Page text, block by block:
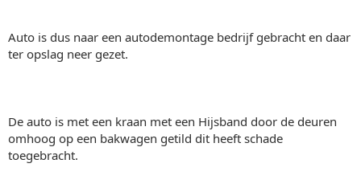
Auto is dus naar een autodemontage bedrijf gebracht en daar
ter opslag neer gezet.
De auto is met een kraan met een Hijsband door de deuren
omhoog op een bakwagen getild dit heeft schade
toegebracht.